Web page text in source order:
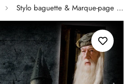
Stylo baguette & Marque-page Dumbledore